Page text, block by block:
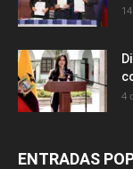
4
ENTRADAS